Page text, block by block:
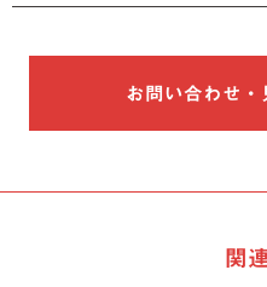
お問い合わせ・
関